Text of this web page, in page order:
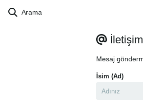
Arama
İletişim
Mesaj
İsim (Ad)